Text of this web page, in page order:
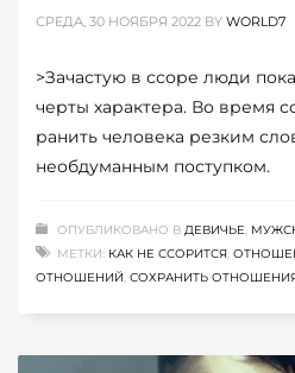
СРЕДА, 30 НОЯБРЯ 2022 BY WORLD7
>Зачастую в ссоре люди
черты характера. Во время
ранить человека резким
необдуманным поступком.
ОПУБЛИКОВАНО В ДЕВИЧЬЕ,
МЕТКИ: КАК НЕ ССОРИТСЯ,
ОТНОШЕНИЙ, СОХРАНИТЬ